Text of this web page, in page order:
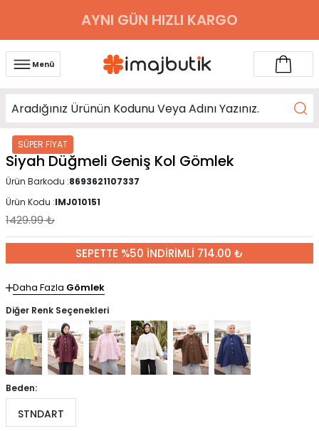
AYNI GÜN HIZLI KARGO
Menü
SÜPER FİYAT
Siyah Düğmeli Geniş Kol Gömlek
Ürün Barkodu :8693621107337
Ürün Kodu :IMJ010151
1429.99₺
SEPETTE %50 İNDİRİMLİ 714.00 ₺
Daha Fazla Gömlek
Diğer Renk Seçenekleri
Beden:
STNDART